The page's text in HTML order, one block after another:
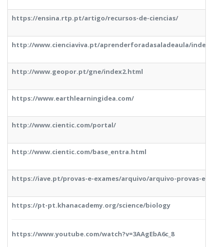
https://ensina.rtp.pt/artigo/recursos-de-ciencias/
http://www.cienciaviva.pt/aprenderforadasaladeaula/
http://www.geopor.pt/gne/index2.html
https://www.earthlearningidea.com/
http://www.cientic.com/portal/
http://www.cientic.com/base_entra.html
https://iave.pt/provas-e-exames/arquivo/arquivo-provas-e-
https://pt-pt.khanacademy.org/science/biology
https://www.youtube.com/watch?v=3AAgEbA6c_8